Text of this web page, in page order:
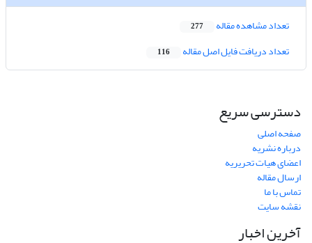
تعداد مشاهده مقاله 277
تعداد دریافت فایل اصل مقاله 116
دسترسی سریع
صفحه اصلی
درباره نشریه
اعضای هیات تحریریه
ارسال مقاله
تماس با ما
نقشه سایت
آخرین اخبار